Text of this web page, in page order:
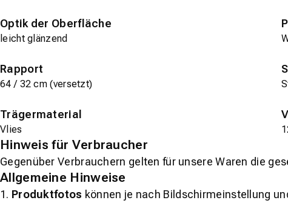
Optik der Oberfläche
leicht glänzend
Rapport
64 / 32 cm (versetzt)
Trägermaterial
Vlies
Hinweis für Verbraucher
Gegenüber Verbrauchern gelten für unsere Waren die
Allgemeine Hinweise
1. Produktfotos können je nach Bildschirmeinstellung